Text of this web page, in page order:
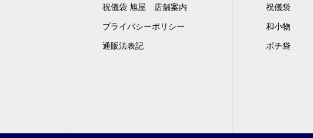
祝儀袋 旭屋 店舗案内
プライバシーポリシー
通販法表記
祝儀袋
和小物
ポチ袋